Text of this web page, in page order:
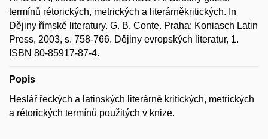
termínů rétorických, metrických a literárněkritických. In
Dějiny římské literatury. G. B. Conte. Praha: Koniasch Latin
Press, 2003, s. 758-766. Dějiny evropských literatur, 1.
ISBN 80-85917-87-4.
Popis
Heslář řeckých a latinských literárně kritických, metrických
a rétorických termínů použitých v knize.